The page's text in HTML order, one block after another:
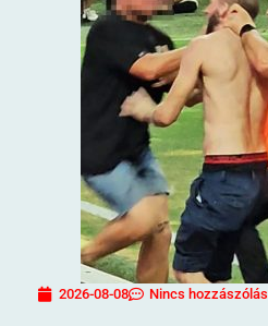
2026-08-08 Nincs hozzászólás